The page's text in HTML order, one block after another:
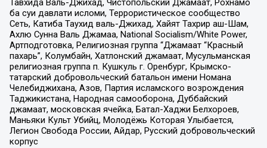
Тавхида Валь-Джихад, Чистопольский Джамаат, Рохнамо
ба суи давлати исломи, Террористическое сообщество
Сеть, Катиба Таухид валь-Джихад, Хайят Тахрир аш-Шам,
Ахлю Сунна Валь Джамаа, National Socialism/White Power,
Артподготовка, Религиозная группа “Джамаат “Красный
пахарь”, Колумбайн, Хатлонский джамаат, Мусульманская
религиозная группа п. Кушкуль г. Оренбург, Крымско-
татарский добровольческий батальон имени Номана
Челебиджихана, Азов, Партия исламского возрождения
Таджикистана, Народная самооборона, Дуббайский
джамаат, московская ячейка, Батал-Хаджи Белхороев,
Маньяки Культ Убийц, Молодёжь Которая Улыбается,
Легион Свобода России, Айдар, Русский добровольческий
корпус